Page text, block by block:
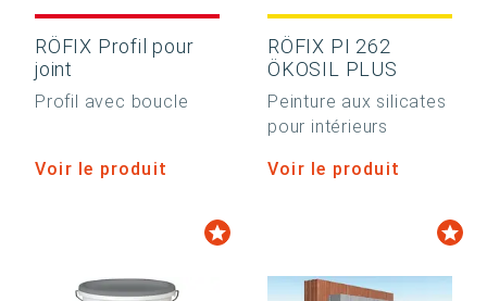
RÖFIX Profil pour
joint
Profil avec boucle
Voir le produit
RÖFIX PI 262
ÖKOSIL PLUS
Peinture aux silicates
pour intérieurs
Voir le produit